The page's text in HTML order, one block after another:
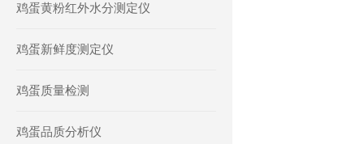
鸡蛋黄粉红外水分测定仪
鸡蛋新鲜度测定仪
鸡蛋质量检测
鸡蛋品质分析仪